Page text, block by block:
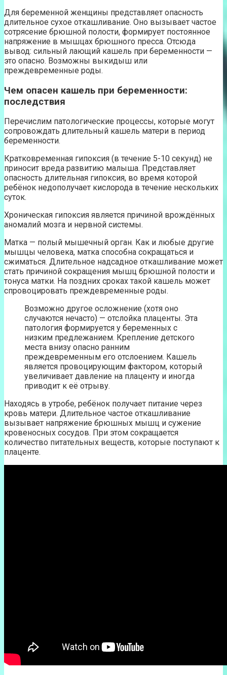
Для беременной женщины представляет опасность
длительное сухое откашливание. Оно вызывает частое
сотрясение брюшной полости, формирует постоянное
напряжение в мышцах брюшного пресса. Отсюда
вывод: сильный лающий кашель при беременности —
это опасно. Возможны выкидыш или
преждевременные роды.
Чем опасен кашель при беременности:
последствия
Перечислим патологические процессы, которые могут
сопровождать длительный кашель матери в период
беременности.
Кратковременная гипоксия (в течение 5-10 секунд) не
приносит вреда развитию малыша. Представляет
опасность длительная гипоксия, во время которой
ребёнок недополучает кислорода в течение нескольких
суток.
Хроническая гипоксия является причиной врождённых
аномалий мозга и нервной системы.
Матка — полый мышечный орган. Как и любые другие
мышцы человека, матка способна сокращаться и
сжиматься. Длительное надсадное откашливание может
стать причиной сокращения мышц брюшной полости и
тонуса матки. На поздних сроках такой кашель может
спровоцировать преждевременные роды.
Возможно другое осложнение (хотя оно
случаются нечасто) — отслойка плаценты. Эта
патология формируется у беременных с
низким предлежанием. Крепление детского
места внизу опасно ранним
преждевременным его отслоением. Кашель
является провоцирующим фактором, который
увеличивает давление на плаценту и иногда
приводит к её отрыву.
Находясь в утробе, ребёнок получает питание через
кровь матери. Длительное частое откашливание
вызывает напряжение брюшных мышц и сужение
кровеносных сосудов. При этом сокращается
количество питательных веществ, которые поступают к
плаценте.